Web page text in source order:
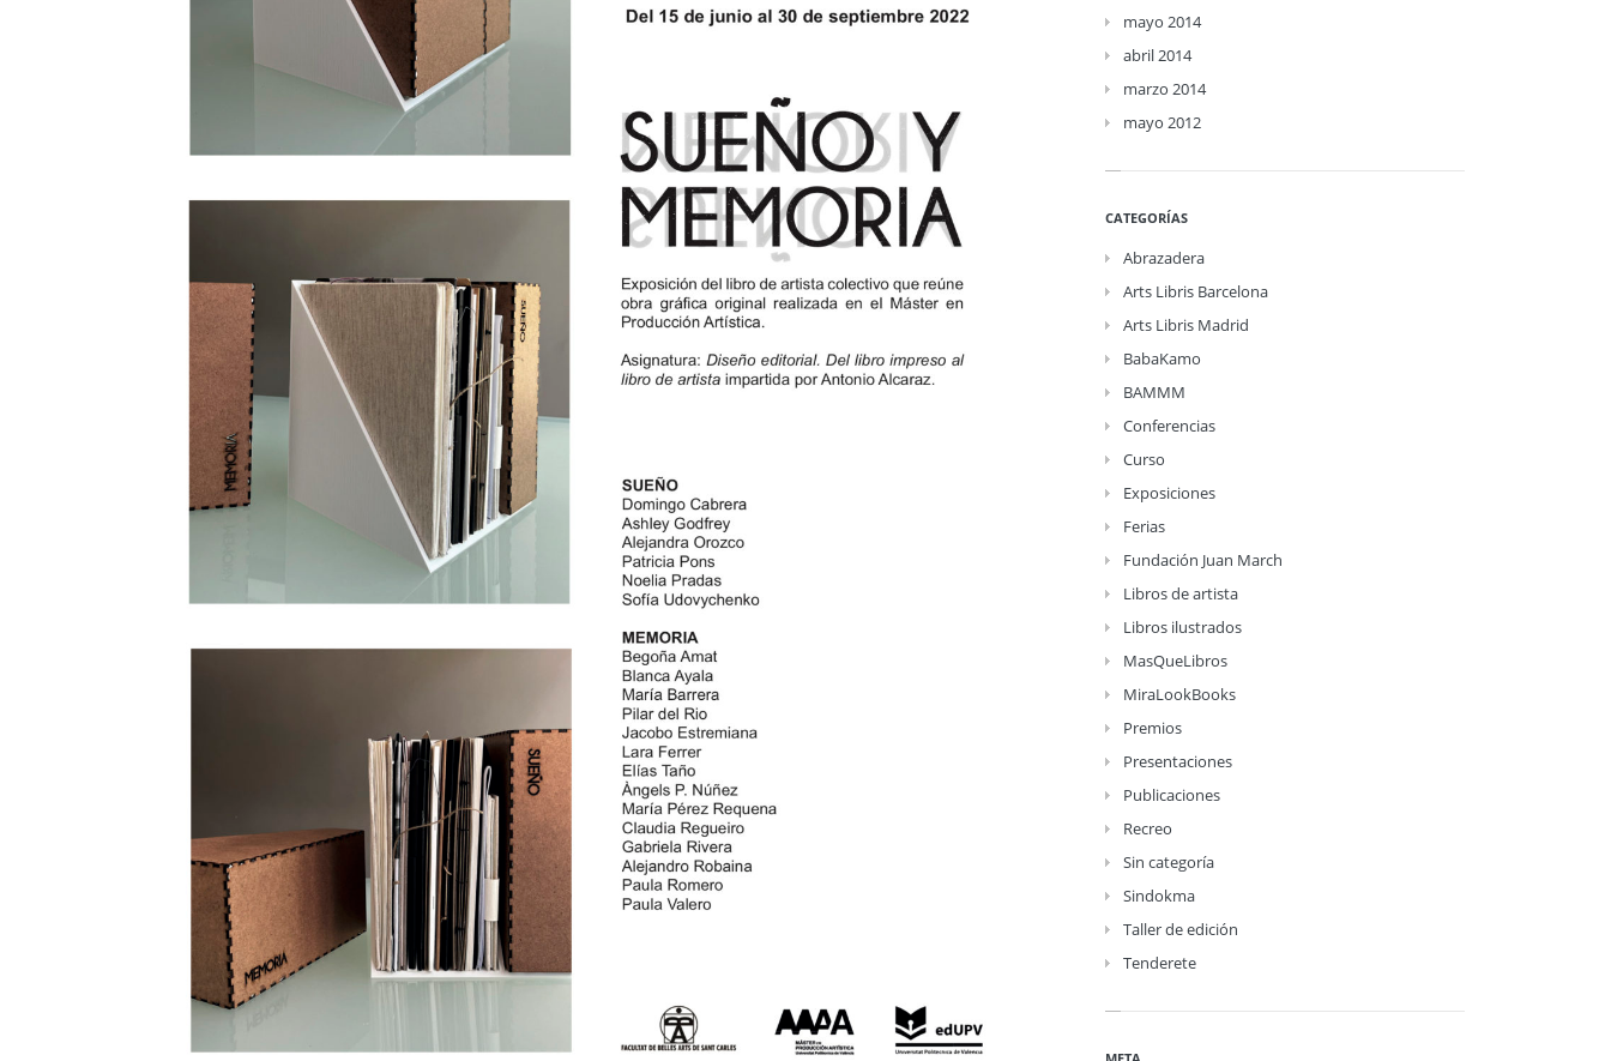
mayo 2014
abril 2014
marzo 2014
mayo 2012
CATEGORÍAS
Abrazadera
Arts Libris Barcelona
Arts Libris Madrid
BabaKamo
BAMMM
Conferencias
Curso
Exposiciones
Ferias
Fundación Juan March
Libros de artista
Libros ilustrados
MasQueLibros
MiraLookBooks
Premios
Presentaciones
Publicaciones
Recreo
Sin categoría
Sindokma
Taller de edición
Tenderete